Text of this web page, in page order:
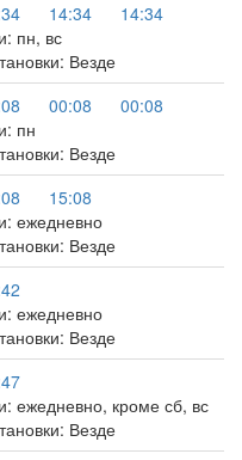
14:34
14:34
пн, вс
Везде
00:08
00:08
пн
Везде
15:08
ежедневно
Везде
ежедневно
Везде
ежедневно, кроме сб, вс
Везде